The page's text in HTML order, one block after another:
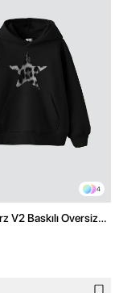
4
V2 Baskılı Oversize